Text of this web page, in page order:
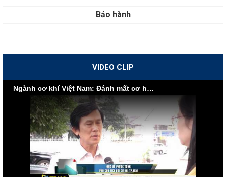
Bảo hành
VIDEO CLIP
Ngành cơ khí Việt Nam: Đánh mất cơ hội vì nội lực yếu